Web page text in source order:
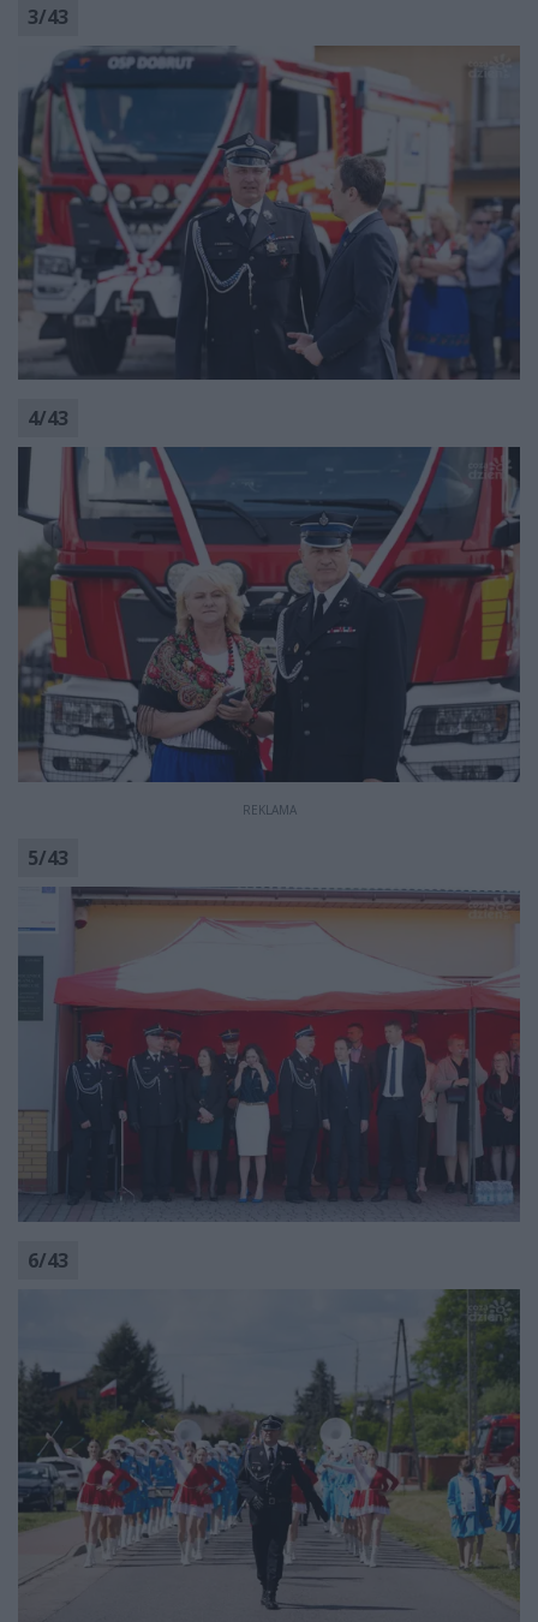
3/43
4/43
REKLAMA
5/43
6/43